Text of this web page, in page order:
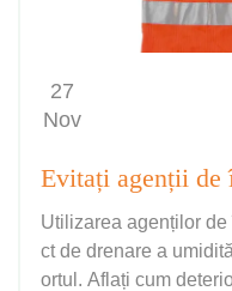
27
Nov
Utilizarea agenților
ct de drenare a
ortul. Aflați cum